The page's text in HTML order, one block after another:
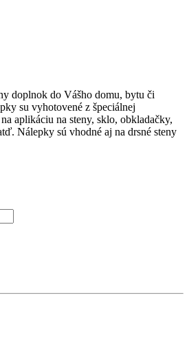
doplnok do Vášho domu, bytu či
su vyhotovené z špeciálnej
aplikáciu na steny, sklo, obkladačky,
Nálepky sú vhodné aj na drsné steny